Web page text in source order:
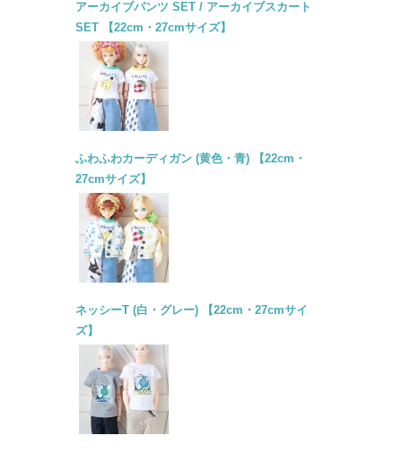
アーカイブパンツ SET / アーカイブスカート
SET 【22cm・27cmサイズ】
ふわふわカーディガン (黄色・青) 【22cm・
27cmサイズ】
ネッシーT (白・グレー) 【22cm・27cmサイ
ズ】